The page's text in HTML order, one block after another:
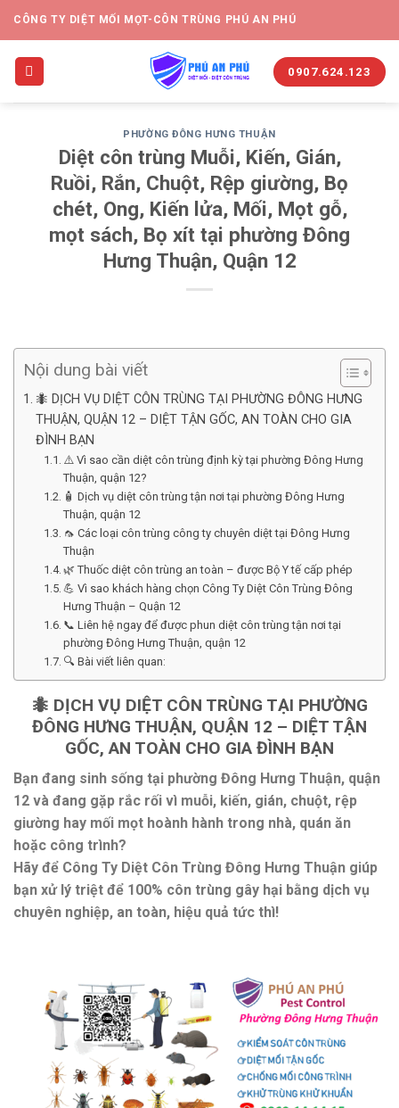
CÔNG TY DIỆT MỐI MỌT-CÔN TRÙNG PHÚ AN PHÚ
0907.624.123
PHƯỜNG ĐÔNG HƯNG THUẬN
Diệt côn trùng Muỗi, Kiến, Gián,
Ruồi, Rắn, Chuột, Rệp giường, Bọ
chét, Ong, Kiến lửa, Mối, Mọt gỗ,
mọt sách, Bọ xít tại phường Đông
Hưng Thuận, Quận 12
Nội dung bài viết
🐜 DỊCH VỤ DIỆT CÔN TRÙNG TẠI PHƯỜNG ĐÔNG HƯNG
THUẬN, QUẬN 12 – DIỆT TẬN GỐC, AN TOÀN CHO GIA
ĐÌNH BẠN
⚠️ Vì sao cần diệt côn trùng định kỳ tại phường Đông Hưng
Thuận, quận 12?
🧴 Dịch vụ diệt côn trùng tận nơi tại phường Đông Hưng
Thuận, quận 12
🦟 Các loại côn trùng công ty chuyên diệt tại Đông Hưng
Thuận
🌿 Thuốc diệt côn trùng an toàn – được Bộ Y tế cấp phép
💪 Vì sao khách hàng chọn Công Ty Diệt Côn Trùng Đông
Hưng Thuận – Quận 12
📞 Liên hệ ngay để được phun diệt côn trùng tận nơi tại
phường Đông Hưng Thuận, quận 12
🔍 Bài viết liên quan:
🐜 DỊCH VỤ DIỆT CÔN TRÙNG TẠI PHƯỜNG
ĐÔNG HƯNG THUẬN, QUẬN 12 – DIỆT TẬN
GỐC, AN TOÀN CHO GIA ĐÌNH BẠN
Bạn đang sinh sống tại phường Đông Hưng Thuận, quận
12 và đang gặp rắc rối vì muỗi, kiến, gián, chuột, rệp
giường hay mối mọt hoành hành trong nhà, quán ăn
hoặc công trình?
Hãy để Công Ty Diệt Côn Trùng Đông Hưng Thuận giúp
bạn xử lý triệt để 100% côn trùng gây hại bằng dịch vụ
chuyên nghiệp, an toàn, hiệu quả tức thì!